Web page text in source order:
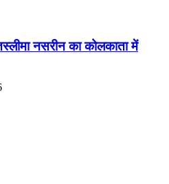
नसरीन का कोलकाता में